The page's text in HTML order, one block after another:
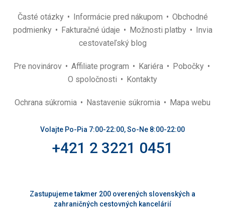
Časté otázky Informácie pred nákupom
Obchodné
podmienky
Fakturačné údaje Možnosti platby
Invia
cestovateľský blog
Pre novinárov Affiliate program Kariéra
Pobočky
O spoločnosti
Kontakty
Ochrana súkromia Nastavenie súkromia Mapa webu
Volajte Po-Pia 7:00-22:00, So-Ne 8:00-22:00
+421 2 3221 0451
Zastupujeme takmer 200 overených slovenských a
zahraničných cestovných kancelárií